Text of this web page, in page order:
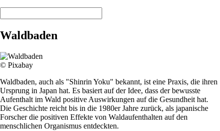
Waldbaden
© Pixabay
Waldbaden, auch als "Shinrin Yoku" bekannt, ist eine Praxis, die ihren
Ursprung in Japan hat. Es basiert auf der Idee, dass der bewusste
Aufenthalt im Wald positive Auswirkungen auf die Gesundheit hat.
Die Geschichte reicht bis in die 1980er Jahre zurück, als japanische
Forscher die positiven Effekte von Waldaufenthalten auf den
menschlichen Organismus entdeckten.